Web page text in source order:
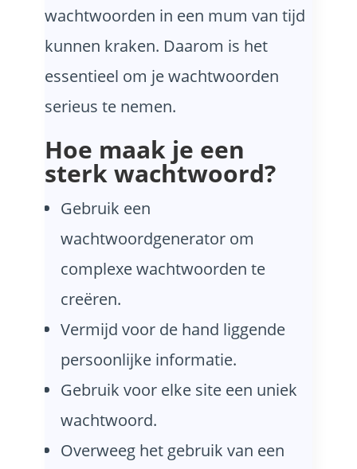
wachtwoorden in een mum van tijd
kunnen kraken. Daarom is het
essentieel om je wachtwoorden
serieus te nemen.
Hoe maak je een
sterk wachtwoord?
Gebruik een
wachtwoordgenerator om
complexe wachtwoorden te
creëren.
Vermijd voor de hand liggende
persoonlijke informatie.
Gebruik voor elke site een uniek
wachtwoord.
Overweeg het gebruik van een